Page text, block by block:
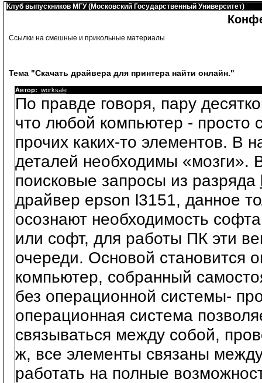
Клуб выпускников МГУ (Московский Государственный Университет)
Ссылки на смешные и прикольные материалы
Тема "Скачать драйвера для принтера найти онлайн."
Автор: worksale
По правде говоря, пару
что любой компьютер - просто
прочих каких-то элементов. В
деталей необходимы «мозги».
поисковые запросы из разряда
драйвер epson l3151, данное
осознают необходимость
или софт, для работы ПК эти
очереди. Основой становится
компьютер, собранный
без операционной системы-
операционная система
связываться между собой,
ж, все элементы связаны
работать на полные